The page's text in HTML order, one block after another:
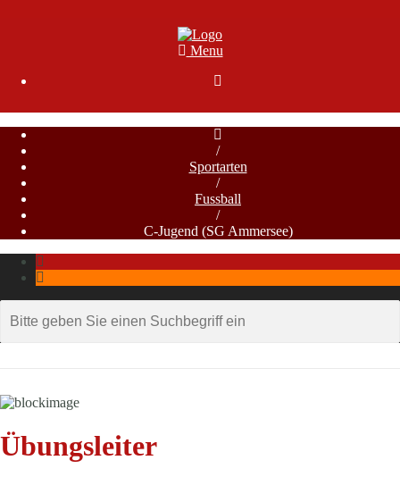
Menu

/
Sportarten
/
Fussball
/
C-Jugend (SG Ammersee)
Übungsleiter